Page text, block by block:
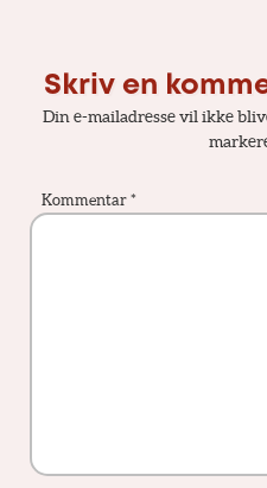
Skriv en
Din e-mailadresse vil ikke
Kommentar *